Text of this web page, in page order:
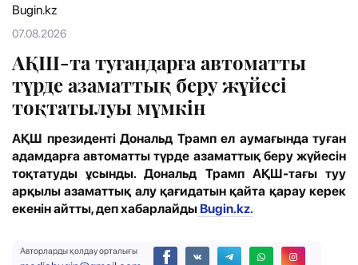
Bugin.kz
07.08.2026
АҚШ-та туғандарға автоматты
түрде азаматтық беру жүйесі
тоқтатылуы мүмкін
АҚШ президенті Дональд Трамп ел аумағында туған
адамдарға автоматты түрде азаматтық беру жүйесін
тоқтатуды ұсынды. Дональд Трамп АҚШ-тағы туу
арқылы азаматтық алу қағидатын қайта қарау керек
екенін айтты, деп хабарлайды Bugin.kz.
Авторларды қолдау орталығы